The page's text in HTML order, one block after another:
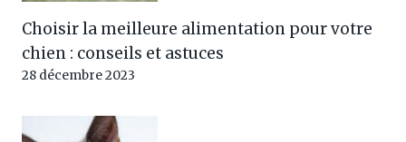
Choisir la meilleure alimentation pour votre
chien : conseils et astuces
28 décembre 2023